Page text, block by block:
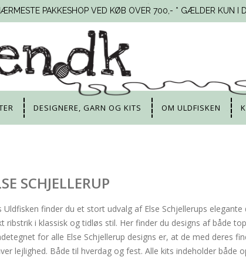
PAKKESHOP VED KØB OVER 700,- * GÆLDER KUN I
DESIGNERE, GARN OG KITS OM ULDFISKEN
SCHJELLERUP
Uldfisken finder du et stort udvalg af Else Schjellerups
ribstrik i klassisk og tidløs stil. Her finder du designs af både
for alle Else Schjellerup designs er, at de med deres
lejlighed. Både til hverdag og fest. Alle kits indeholder